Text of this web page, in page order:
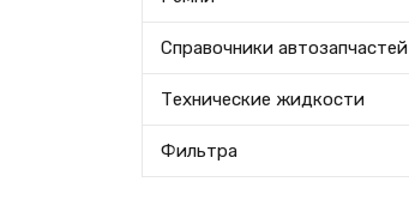
Справочники автозапчастей
Технические жидкости
Фильтра